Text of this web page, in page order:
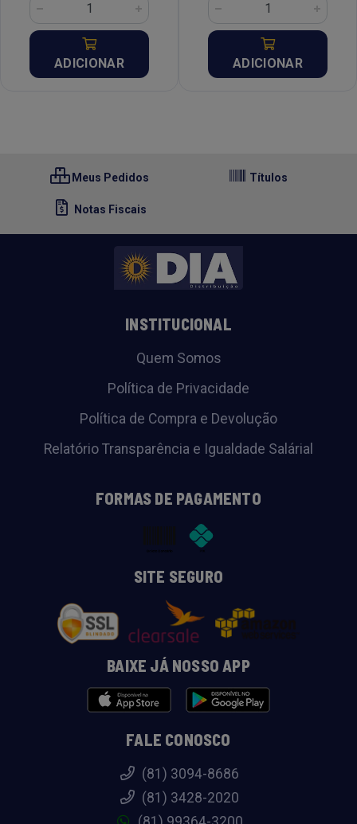
ADICIONAR ADICIONAR
Meus Pedidos Títulos
Notas Fiscais
INSTITUCIONAL
Quem Somos
Política de Privacidade
Política de Compra e Devolução
Relatório Transparência e Igualdade Salárial
FORMAS DE PAGAMENTO
SITE SEGURO
BAIXE JÁ NOSSO APP
FALE CONOSCO
(81) 3094-8686
(81) 3428-2020